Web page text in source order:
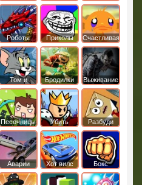
война
башка
Роботы
динозавры
Приколы
Счастливая
обезьянка
Том и
джерри
Бродилки
Приключения
Выживание
Песочницы
Убить
короля
Разбуди
коробку
Аварии
машин
Хот вилс Бокс